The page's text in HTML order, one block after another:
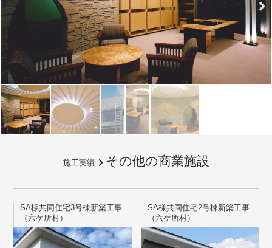
施工実績 その他の商業施設
SA様共同住宅3号棟新築工事
（六ケ所村）
SA様共同住宅2号棟新築工事
（六ケ所村）